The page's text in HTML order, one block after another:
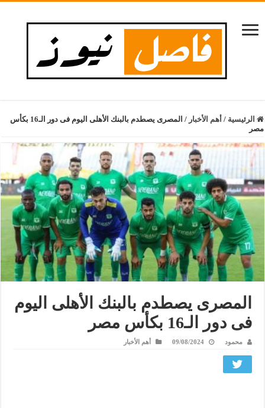
الرئيسية / أهم الأخبار /
المصرى يصطدم بالبنك الأهلى اليوم فى دور الـ16 بكأس
مصر
المصرى يصطدم بالبنك الأهلى اليوم
فى دور الـ16 بكأس مصر
محمود 09/08/2024 أهم الأخبار